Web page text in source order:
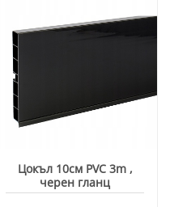
Цокъл 10см PVC 3m ,
черен гланц